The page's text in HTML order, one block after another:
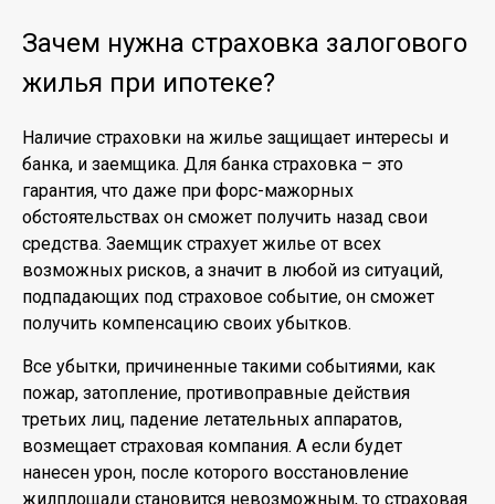
Зачем нужна страховка залогового
жилья при ипотеке?
Наличие страховки на жилье защищает интересы и
банка, и заемщика. Для банка страховка – это
гарантия, что даже при форс-мажорных
обстоятельствах он сможет получить назад свои
средства. Заемщик страхует жилье от всех
возможных рисков, а значит в любой из ситуаций,
подпадающих под страховое событие, он сможет
получить компенсацию своих убытков.
Все убытки, причиненные такими событиями, как
пожар, затопление, противоправные действия
третьих лиц, падение летательных аппаратов,
возмещает страховая компания. А если будет
нанесен урон, после которого восстановление
жилплощади становится невозможным, то страховая